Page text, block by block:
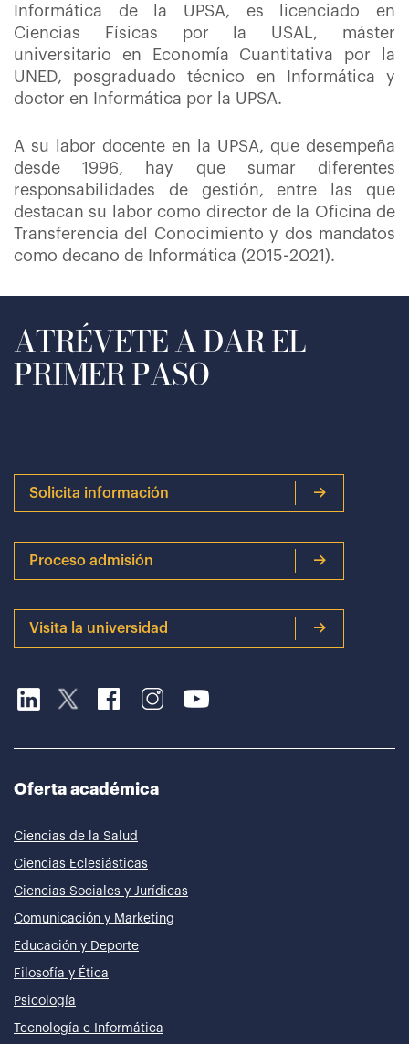
Informática de la UPSA, es licenciado en
Ciencias Físicas por la USAL, máster
universitario en Economía Cuantitativa por la
UNED, posgraduado técnico en Informática y
doctor en Informática por la UPSA.
A su labor docente en la UPSA, que desempeña
desde 1996, hay que sumar diferentes
responsabilidades de gestión, entre las que
destacan su labor como director de la Oficina de
Transferencia del Conocimiento y dos mandatos
como decano de Informática (2015-2021).
ATRÉVETE A DAR EL
PRIMER PASO
Solicita información
Proceso admisión
Visita la universidad
Oferta académica
Ciencias de la Salud
Ciencias Eclesiásticas
Ciencias Sociales y Jurídicas
Comunicación y Marketing
Educación y Deporte
Filosofía y Ética
Psicología
Tecnología e Informática